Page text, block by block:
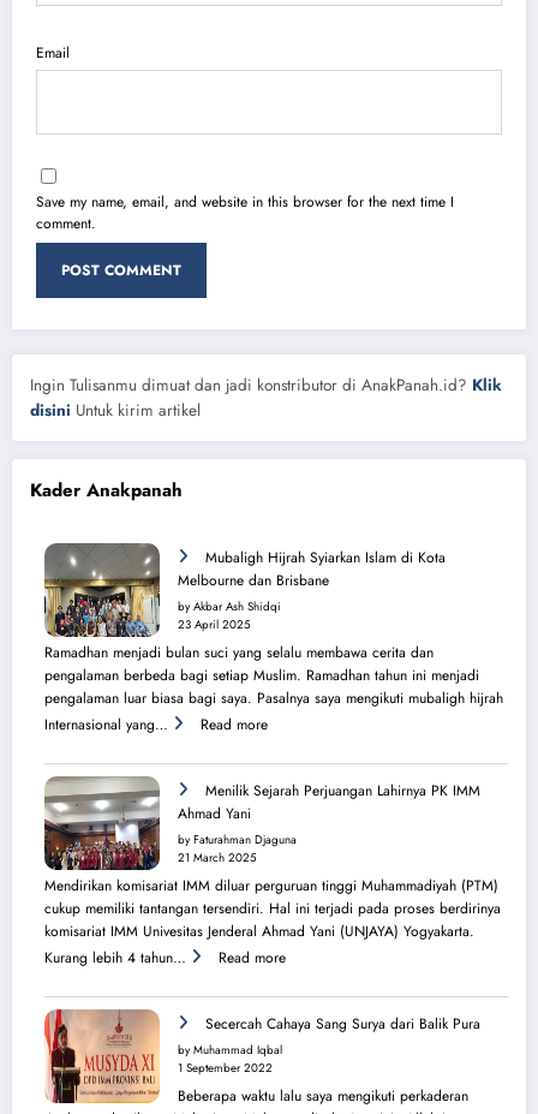
Email
Save my name, email, and website in this browser for the next time I
comment.
Ingin Tulisanmu dimuat dan jadi konstributor di AnakPanah.id? Klik
disini Untuk kirim artikel
Kader Anakpanah
Mubaligh Hijrah Syiarkan Islam di Kota
Melbourne dan Brisbane
by Akbar Ash Shidqi
23 April 2025
Ramadhan menjadi bulan suci yang selalu membawa cerita dan
pengalaman berbeda bagi setiap Muslim. Ramadhan tahun ini menjadi
pengalaman luar biasa bagi saya. Pasalnya saya mengikuti mubaligh hijrah
Internasional yang…
Read more:
Hijrah
Syiarkan
di
Melbourne
dan
Brisbane
Menilik Sejarah Perjuangan Lahirnya PK IMM
Ahmad Yani
by Faturahman Djaguna
21 March 2025
Mendirikan komisariat IMM diluar perguruan tinggi Muhammadiyah (PTM)
cukup memiliki tantangan tersendiri. Hal ini terjadi pada proses berdirinya
komisariat IMM Univesitas Jenderal Ahmad Yani (UNJAYA) Yogyakarta.
Kurang lebih 4 tahun…
Read more:
Sejarah
Perjuangan
IMM
Secercah Cahaya Sang Surya dari Balik Pura
by Muhammad Iqbal
1 September 2022
Beberapa waktu lalu saya mengikuti perkaderan